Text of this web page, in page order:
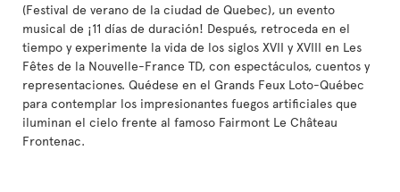
(Festival de verano de la ciudad de Quebec), un evento
musical de ¡11 días de duración! Después, retroceda en el
tiempo y experimente la vida de los siglos XVII y XVIII en Les
Fêtes de la Nouvelle-France TD, con espectáculos, cuentos y
representaciones. Quédese en el Grands Feux Loto-Québec
para contemplar los impresionantes fuegos artificiales que
iluminan el cielo frente al famoso Fairmont Le Château
Frontenac.